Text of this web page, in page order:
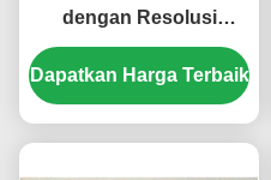
dengan Resolusi
150PPI dan Format
Piksel 1200×825
Dapatkan Harga Terbaik